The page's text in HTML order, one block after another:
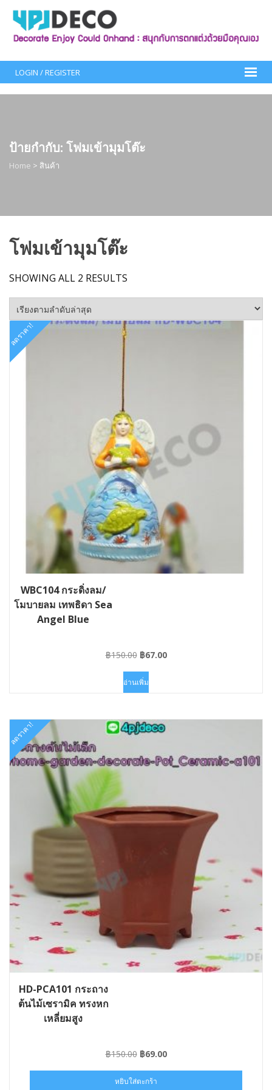
content
LOGIN / REGISTER
ป้ายกำกับ: โฟมเข้ามุมโต๊ะ
Home > สินค้า
โฟมเข้ามุมโต๊ะ
SHOWING ALL 2 RESULTS
ลดราคา!
WBC104 กระดิ่งลม/
โมบายลม เทพธิดา Sea
Angel Blue
฿150.00 Original
was:
฿150.00.
฿67.00Current
อ่านเพิ่ม
ลดราคา!
HD-PCA101 กระถาง
ต้นไม้เซรามิค ทรงหก
เหลี่ยมสูง
฿150.00 Original
was:
฿69.00Current
หยิบใส่ตะกร้า